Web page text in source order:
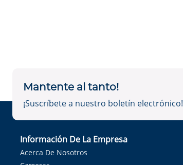
Mantente al tanto!
¡Suscríbete a nuestro boletín electrónico!
Información De La Empresa
Acerca De Nosotros